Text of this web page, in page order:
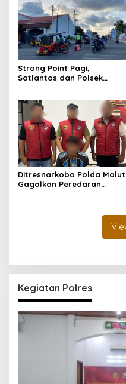
Strong Point Pagi,
Satlantas dan Polsek
serta Keselamatan Berlalu
Lintas
Ditresnarkoba Polda Malut
Gagalkan Peredaran
Kegiatan Polres